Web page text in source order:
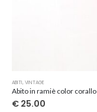
ABITI, VINTAGE
Abito in ramiè color corallo
€ 25.00